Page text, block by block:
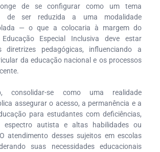
de se configurar como um tema
de ser reduzida a uma modalidade
— o que a colocaria à margem do
Especial Inclusiva deve estar
diretrizes pedagógicas, influenciando a
da educação nacional e os processos
consolidar-se como uma realidade
assegurar o acesso, a permanência e a
para estudantes com deficiências,
espectro autista e altas habilidades ou
atendimento desses sujeitos em escolas
suas necessidades educacionais